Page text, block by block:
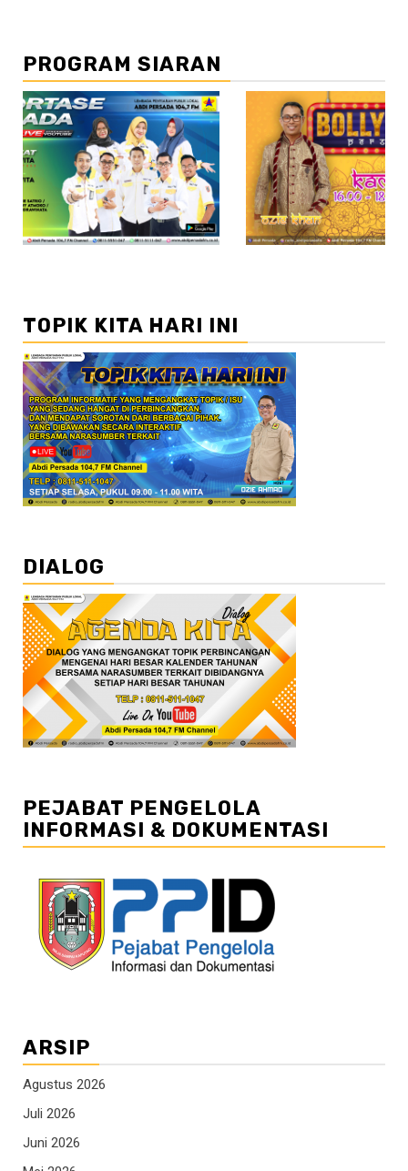
PROGRAM SIARAN
//2
TOPIK KITA HARI INI
DIALOG
PEJABAT PENGELOLA
INFORMASI & DOKUMENTASI
ARSIP
Agustus 2026
Juli 2026
Juni 2026